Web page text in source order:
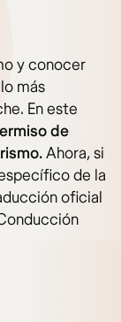
y conocer
más
En este
de
Ahora, si
de la
oficial